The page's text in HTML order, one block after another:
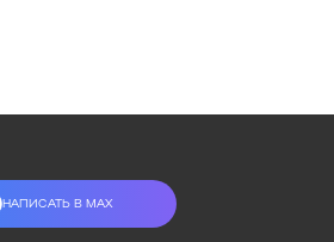
НАПИСАТЬ В МАХ